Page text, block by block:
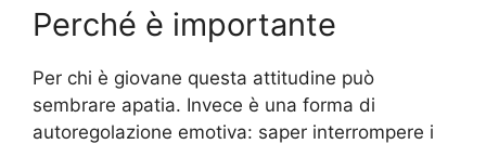
Perché è importante
Per chi è giovane questa attitudine può
sembrare apatia. Invece è una forma di
autoregolazione emotiva: saper interrompere i